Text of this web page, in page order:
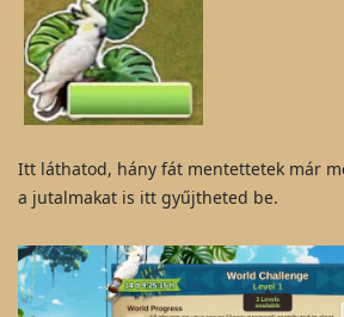
Itt láthatod, hány fát mentettetek már
a jutalmakat is itt gyűjtheted be.